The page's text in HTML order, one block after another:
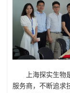
上海探实生
服务商，不断追求